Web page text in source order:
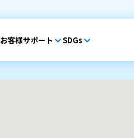
お客様サポート SDGs